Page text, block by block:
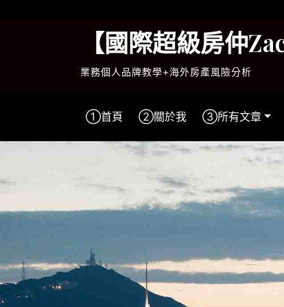
【國際超級房仲
業務個人品牌教學+海外房產風險分析
①首頁 ②關於我 ③所有文章